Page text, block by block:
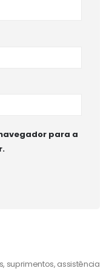
para a
suprimentos, assistência